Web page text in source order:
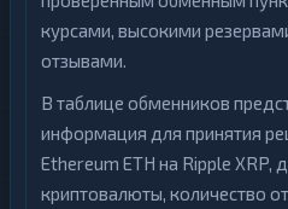
курсами, высокими
отзывами.
В таблице обменников
информация для принятия
Ethereum ETH на Ripple XRP,
криптовалюты, количество